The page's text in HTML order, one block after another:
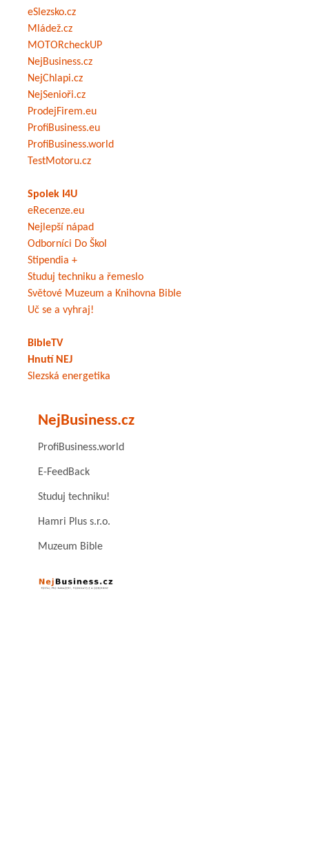
eSlezsko.cz
Mládež.cz
MOTORcheckUP
NejBusiness.cz
NejChlapi.cz
NejSenioři.cz
ProdejFirem.eu
ProfiBusiness.eu
ProfiBusiness.world
TestMotoru.cz
Spolek I4U
eRecenze.eu
Nejlepší nápad
Odborníci Do Škol
Stipendia +
Studuj techniku a řemeslo
Světové Muzeum a Knihovna Bible
Uč se a vyhraj!
BibleTV
Hnutí NEJ
Slezská energetika
NejBusiness.cz
ProfiBusiness.world
E-FeedBack
Studuj techniku!
Hamri Plus s.r.o.
Muzeum Bible